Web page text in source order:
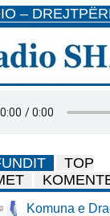
–
TOP
Komuna e